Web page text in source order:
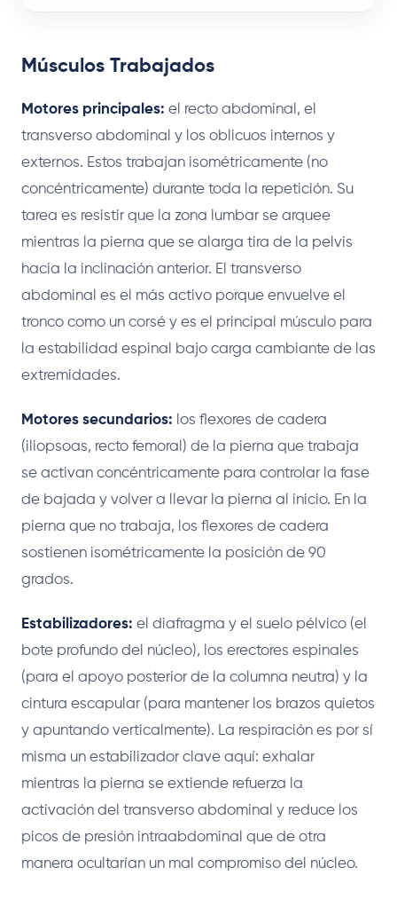
Músculos Trabajados
Motores principales: el recto abdominal, el
transverso abdominal y los oblicuos internos y
externos. Estos trabajan isométricamente (no
concéntricamente) durante toda la repetición. Su
tarea es resistir que la zona lumbar se arquee
mientras la pierna que se alarga tira de la pelvis
hacia la inclinación anterior. El transverso
abdominal es el más activo porque envuelve el
tronco como un corsé y es el principal músculo para
la estabilidad espinal bajo carga cambiante de las
extremidades.
Motores secundarios: los flexores de cadera
(iliopsoas, recto femoral) de la pierna que trabaja
se activan concéntricamente para controlar la fase
de bajada y volver a llevar la pierna al inicio. En la
pierna que no trabaja, los flexores de cadera
sostienen isométricamente la posición de 90
grados.
Estabilizadores: el diafragma y el suelo pélvico (el
bote profundo del núcleo), los erectores espinales
(para el apoyo posterior de la columna neutra) y la
cintura escapular (para mantener los brazos quietos
y apuntando verticalmente). La respiración es por sí
misma un estabilizador clave aquí: exhalar
mientras la pierna se extiende refuerza la
activación del transverso abdominal y reduce los
picos de presión intraabdominal que de otra
manera ocultarían un mal compromiso del núcleo.